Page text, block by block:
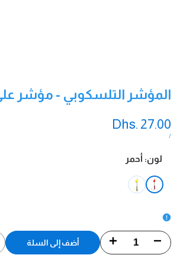
المؤشر التلسكوبي - مؤشر
سعر
التخفيض
Dhs. 27.00
سعر/لكل
لون: أحمر
متوفرمتوفر
تقليل زيادة أضف إلى السلة